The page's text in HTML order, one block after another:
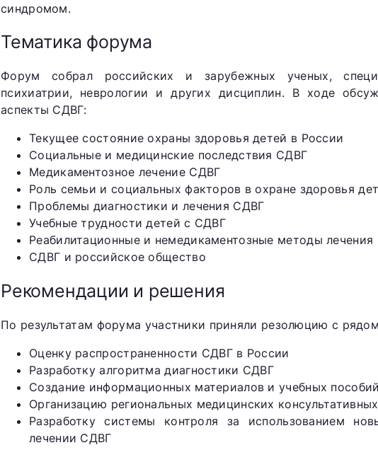
синдромом.
Тематика форума
Форум собрал российских и зарубежных ученых,
психиатрии, неврологии и других дисциплин. В ходе
аспекты СДВГ:
Текущее состояние охраны здоровья детей в России
Социальные и медицинские последствия СДВГ
Медикаментозное лечение СДВГ
Роль семьи и социальных факторов в охране здоровья
Проблемы диагностики и лечения СДВГ
Учебные трудности детей с СДВГ
Реабилитационные и немедикаментозные методы
СДВГ и российское общество
Рекомендации и решения
По результатам форума участники приняли резолюцию с
Оценку распространенности СДВГ в России
Разработку алгоритма диагностики СДВГ
Создание информационных материалов и учебных
Организацию региональных медицинских
Разработку системы контроля за использованием
лечении СДВГ